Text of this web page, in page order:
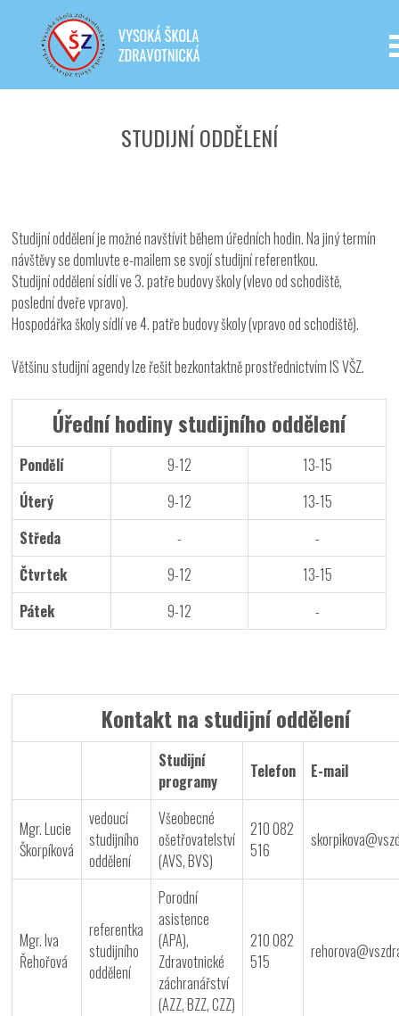
STUDIJNÍ ODDĚLENÍ
Studijní oddělení je možné navštívit během úředních hodin. Na jiný termín
návštěvy se domluvte e-mailem se svojí studijní referentkou.
Studijní oddělení sídlí ve 3. patře budovy školy (vlevo od schodiště,
poslední dveře vpravo).
Hospodářka školy sídlí ve 4. patře budovy školy (vpravo od schodiště).
Většinu studijní agendy lze řešit bezkontaktně prostřednictvím IS VŠZ.
Úřední hodiny studijního oddělení
Pondělí 9-12
13-15
Úterý
9-12
13-15
Středa
-
-
Čtvrtek
9-12
13-15
Pátek
9-12 -
Kontakt na studijní oddělení
Studijní
programy
Telefon E-mail
Mgr. Lucie
Škorpíková
vedoucí
studijního
oddělení
Všeobecné
ošetřovatelství
(AVS, BVS)
210 082
516
Mgr. Iva
Řehořová
referentka
studijního
oddělení
Porodní
asistence
(APA),
Zdravotnické
záchranářství
(AZZ, BZZ, CZZ)
210 082
515
Iveta - Vysoká škola zdravotnická,
o.p.s.